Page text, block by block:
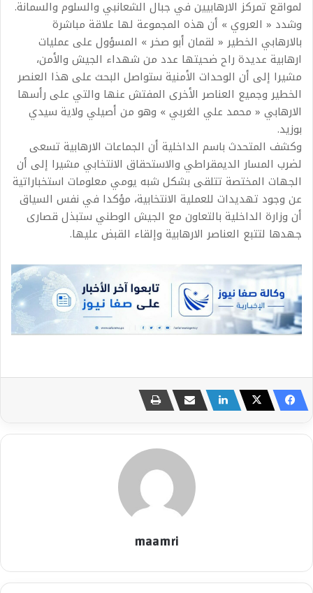
لمواقع تمركز الارهابيين في جبال الشعانبي والسلوم والسمانة.
وشدد « العروي » أن هذه المجموعة لها علاقة مباشرة
بالارهابي الخطير « لقمان أبو صخر » المسؤول على عمليات
ارهابية عديدة راح ضحيتها عدد من شهداء الجيش والأمن،
مشيرا إلى أن الوحدات الأمنية ستواصل البحث على هذا العنصر
الخطير وجميع العناصر الأخرى المفتش عنها والتي على رأسها
الارهابي « محمد علي الغربي » وهو من أصيلي ولاية سيدي
بوزيد.
وكشف المتحدث باسم الداخلية أن الجماعات الارهابية تسعى
لضرب المسار الديمقراطي والاستحقاق الانتخابي مشيرا إلى أن
الجهات المختصة تتلقى بشكل شبه يومي معلومات استخباراتية
عن وجود تهديدات للعملية الانتخابية، مؤكدا في نفس السياق
أن وزارة الداخلية بالتعاون مع الجيش الوطني ستبذل قصارى
جهدها لتتبع العناصر الارهابية وإلقاء القبض عليها.
maamri